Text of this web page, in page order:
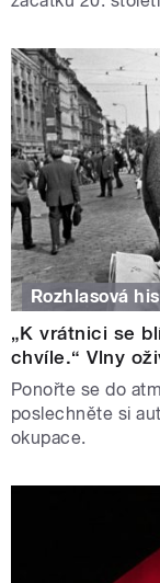
Rozhlasová
„K vrátnici se
chvíle.“ Vlny
Ponořte se do
poslechněte si
okupace.